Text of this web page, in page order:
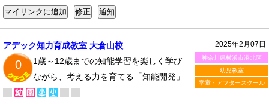
2025年2月07日
神奈川県横浜市港北区
幼児教室
学童・アフタースクール
アデック知力育成教室 大倉山校
0
1歳～12歳までの知能学習を楽しく学び
ながら、考える力を育てる「知能開発」